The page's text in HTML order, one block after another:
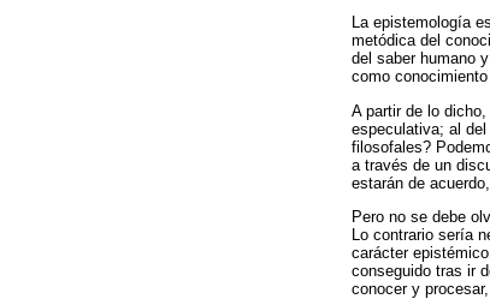
La epistemología
metódica del
del saber humano
como
A partir de lo
especulativa; al
filosofales?
a través de un
estarán de
Pero no se debe
Lo contrario sería
carácter
conseguido tras ir
conocer y